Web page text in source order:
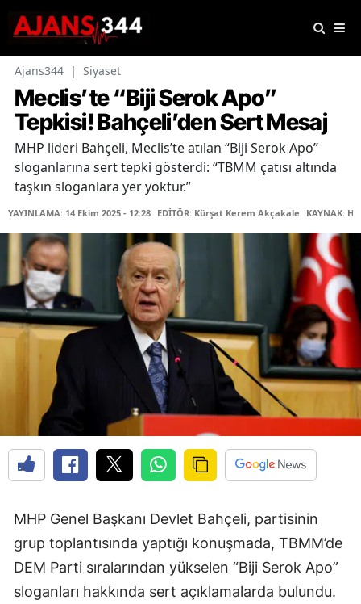
Ajans344 | Siyaset
Meclis’te “Biji Serok Apo”
Tepkisi! Bahçeli’den Sert Mesaj
MHP lideri Bahçeli, Meclis’te atılan “Biji Serok Apo”
sloganlarına sert tepki gösterdi: “TBMM çatısı altında
taşkın sloganlara yer yoktur.”
YAYINLAMA: 14 Ekim 2025 - 12:28 EDİTÖR: Kürşat Kerem Akçakale KAYNAK:
MHP Genel Başkanı Devlet Bahçeli, partisinin
grup toplantısında yaptığı konuşmada, TBMM’de
DEM Parti sıralarından yükselen “Biji Serok Apo”
sloganları hakkında sert açıklamalarda bulundu.